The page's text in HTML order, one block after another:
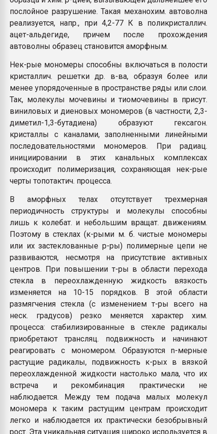
послойное разрушение. Такая механохим. автоволна
реализуется, напр., при 4,2-77 К в поликристаллич.
ацет-альдегиде, причем после прохождения
автоволны образец становится аморфным.
Нек-рые мономеры способны включаться в полости
кристаллич. решетки др. в-ва, образуя более или
менее упорядоченные в пространстве ряды или слои.
Так, молекулы мочевины и тиомочевины в присут.
виниловых и диеновых мономеров (в частности, 2,3-
диметил-1,3-бутадиена) образуют гексагон.
кристаллы с каналами, заполненными линейными
последовательностями мономеров. При радиац.
инициировании в этих канальных комплексах
происходит полимеризация, сохраняющая нек-рые
черты топотактич. процесса.
В аморфных телах отсутствует трехмерная
периодичность структуры и молекулы способны
лишь к колебат. и небольшим вращат. движениям.
Поэтому в стеклах (к-рыми м. б. чистые мономеры
или их застеклованные р-ры) полимерные цепи не
развиваются, несмотря на присутствие активных
центров. При повышении т-ры в области перехода
стекла в переохлажденную жидкость вязкость
изменяется на 10-15 порядков. В этой области
размягчения стекла (с изменением т-ры всего на
неск. градусов) резко меняется характер хим.
процесса: стабилизированные в стекле радикалы
приобретают трансляц. подвижность и начинают
реагировать с мономером. Образуются n-мерные
растущие радикалы, подвижность к-рых в вязкой
переохлажденной жидкости настолько мала, что их
встреча и рекомбинация практически не
наблюдается. Между тем подача малых молекул
мономера к таким растущим центрам происходит
легко и наблюдается их практически безобрывный
рост. Эта уникальная ситуация широко используется в